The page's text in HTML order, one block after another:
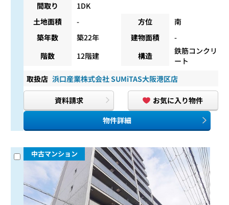
間取り
1DK
土地面積
- 方位
南
築年数
築22年 建物面積
-
階数
12階建 構造
鉄筋コンクリ
ート
取扱店 浜口産業株式会社 SUMiTAS大阪港区店
資料請求
お気に入り物件
物件詳細
中古マンション